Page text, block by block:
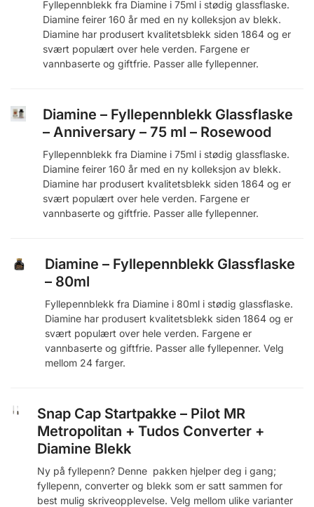
Fyllepennblekk fra Diamine i 75ml i stødig glassflaske.
Diamine feirer 160 år med en ny kolleksjon av blekk.
Diamine har produsert kvalitetsblekk siden 1864 og er
svært populært over hele verden. Fargene er
vannbaserte og giftfrie. Passer alle fyllepenner.
Diamine – Fyllepennblekk Glassflaske
– Anniversary – 75 ml – Rosewood
Fyllepennblekk fra Diamine i 75ml i stødig glassflaske.
Diamine feirer 160 år med en ny kolleksjon av blekk.
Diamine har produsert kvalitetsblekk siden 1864 og er
svært populært over hele verden. Fargene er
vannbaserte og giftfrie. Passer alle fyllepenner.
Diamine – Fyllepennblekk Glassflaske
– 80ml
Fyllepennblekk fra Diamine i 80ml i stødig glassflaske.
Diamine har produsert kvalitetsblekk siden 1864 og er
svært populært over hele verden. Fargene er
vannbaserte og giftfrie. Passer alle fyllepenner. Velg
mellom 24 farger.
Snap Cap Startpakke – Pilot MR
Metropolitan + Tudos Converter +
Diamine Blekk
Ny på fyllepenn? Denne pakken hjelper deg i gang;
fyllepenn, converter og blekk som er satt sammen for
best mulig skriveopplevelse. Velg mellom ulike varianter